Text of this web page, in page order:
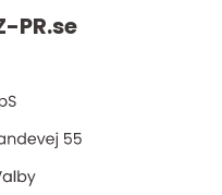
PR.se